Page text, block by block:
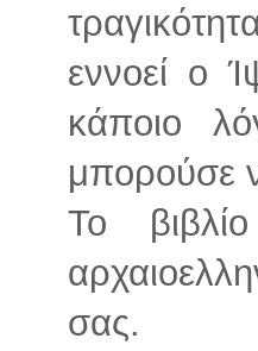
εννοεί ο
κάποιο
μπορούσε
Το
σας.